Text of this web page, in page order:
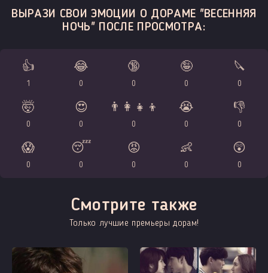
ВЫРАЗИ СВОИ ЭМОЦИИ О ДОРАМЕ "ВЕСЕННЯЯ
НОЧЬ" ПОСЛЕ ПРОСМОТРА:
👍
1
😂
0
🔞
0
🤪
0
🔪
0
🤯
0
😍
0
👨‍👩‍👧‍👦
0
😭
0
👎
0
😱
0
😴
0
😡
0
👶
0
😲
0
Смотрите также
Только лучшие премьеры дорам!